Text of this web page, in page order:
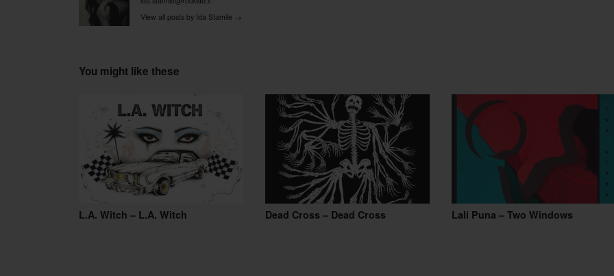
View all posts by Ida Stamile →
You might like these
L.A. Witch – L.A. Witch Dead Cross – Dead Cross Lali Puna – Two Windows